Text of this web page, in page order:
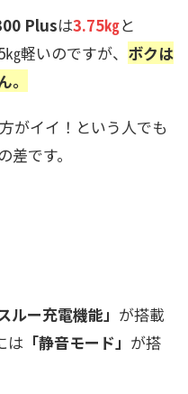
Plusは3.75㎏と
軽いのですが、 ボクは
。
がイイ！という人でも
です。
ルー充電機能」 が搭載
は 「静音モード」 が搭